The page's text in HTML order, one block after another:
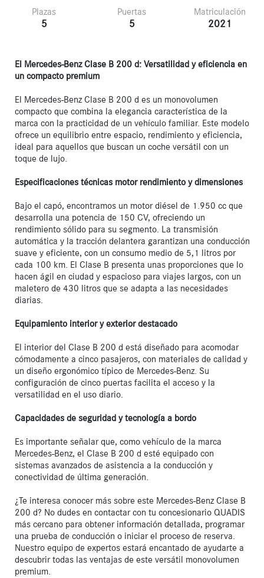
Plazas
5
Puertas
5
Matriculación
2021
El Mercedes-Benz Clase B 200 d: Versatilidad y eficiencia en
un compacto premium
El Mercedes-Benz Clase B 200 d es un monovolumen
compacto que combina la elegancia característica de la
marca con la practicidad de un vehículo familiar. Este modelo
ofrece un equilibrio entre espacio, rendimiento y eficiencia,
ideal para aquellos que buscan un coche versátil con un
toque de lujo.
Especificaciones técnicas motor rendimiento y dimensiones
Bajo el capó, encontramos un motor diésel de 1.950 cc que
desarrolla una potencia de 150 CV, ofreciendo un
rendimiento sólido para su segmento. La transmisión
automática y la tracción delantera garantizan una conducción
suave y eficiente, con un consumo medio de 5,1 litros por
cada 100 km. El Clase B presenta unas proporciones que lo
hacen ágil en ciudad y espacioso para viajes largos, con un
maletero de 430 litros que se adapta a las necesidades
diarias.
Equipamiento interior y exterior destacado
El interior del Clase B 200 d está diseñado para acomodar
cómodamente a cinco pasajeros, con materiales de calidad y
un diseño ergonómico típico de Mercedes-Benz. Su
configuración de cinco puertas facilita el acceso y la
versatilidad en el uso diario.
Capacidades de seguridad y tecnología a bordo
Es importante señalar que, como vehículo de la marca
Mercedes-Benz, el Clase B 200 d esté equipado con
sistemas avanzados de asistencia a la conducción y
conectividad de última generación.
¿Te interesa conocer más sobre este Mercedes-Benz Clase B
200 d? No dudes en contactar con tu concesionario QUADIS
más cercano para obtener información detallada, programar
una prueba de conducción o iniciar el proceso de reserva.
Nuestro equipo de expertos estará encantado de ayudarte a
descubrir todas las ventajas de este versátil monovolumen
premium.